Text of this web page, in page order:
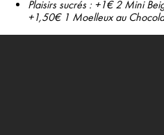
Plaisirs sucrés : +1€ 2 Mini
+1,50€ 1 Moelleux au